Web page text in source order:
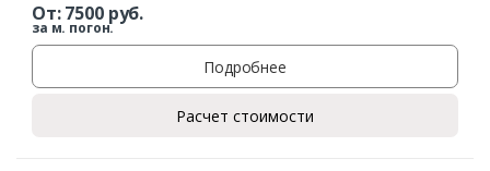
От:7500руб.
за м. погон.
Подробнее
Расчет стоимости